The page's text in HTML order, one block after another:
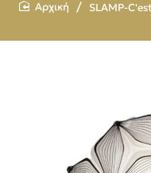
SLAMP-